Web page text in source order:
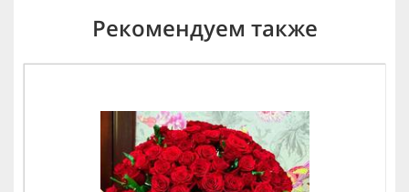
Рекомендуем также